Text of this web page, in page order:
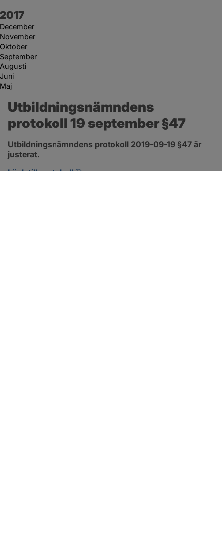
År:
2017
December
November
Oktober
September
Augusti
Juni
Maj
Utbildningsnämndens
protokoll 19 september §47
Utbildningsnämndens protokoll 2019-09-19 §47 är
justerat.
Länk till protokoll
pdf, 132.2 kB, öppnas i nytt fönster.